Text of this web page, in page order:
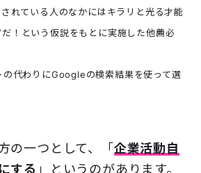
れている人のなかにはキラリと光る才能
！という仮説をもとに実施した他薦必
代わりにGoogleの検索結果を使って選
の一つとして、「 企業活動自
する 」というのがあります。